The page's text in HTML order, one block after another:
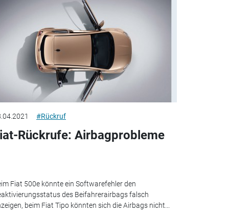
#Rückruf
Rückrufe: Airbagprobleme
Fiat 500e könnte ein Softwarefehler den
des Beifahrerairbags falsch
beim Fiat Tipo könnten sich die Airbags nicht...